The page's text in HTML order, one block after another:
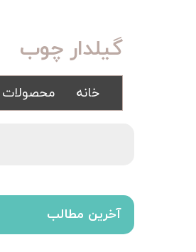
گیلدار چوب
خانه
محصولات
سرویس خواب
سرویس خواب
آخرین مطالب